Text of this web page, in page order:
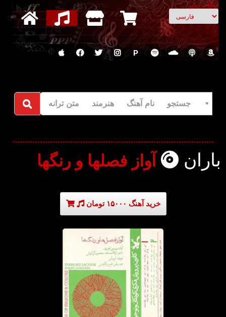
انتخاب زبان
P
جستجو نام آهنگ هنرمند متن ترانه
باران آواز فصلها و رنگها
خرید آهنگ ۱۵۰۰۰ تومان